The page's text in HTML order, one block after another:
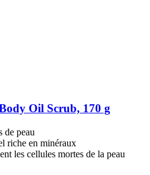
Oil Scrub, 170 g
de peau
riche en minéraux
les cellules mortes de la peau